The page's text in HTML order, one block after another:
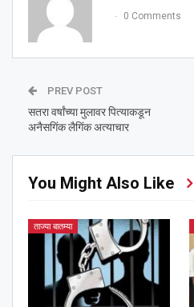
0 Comments
PREV POST
सतरा वर्षांच्या मुलावर पित्याकडून
अनैसगिंक लैगिंक अत्याचार
You Might Also Like
ताज्या बातम्या